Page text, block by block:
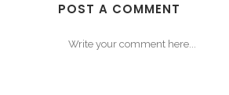
POST A COMMENT